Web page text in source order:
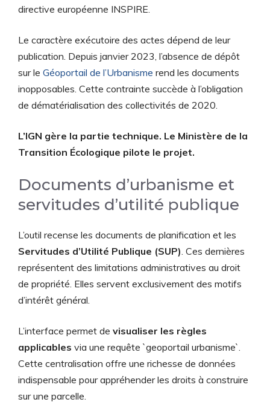
directive européenne INSPIRE.
Le caractère exécutoire des actes dépend de leur
publication. Depuis janvier 2023, l’absence de dépôt
sur le Géoportail de l’Urbanisme rend les documents
inopposables. Cette contrainte succède à l’obligation
de dématérialisation des collectivités de 2020.
L’IGN gère la partie technique. Le Ministère de la
Transition Écologique pilote le projet.
Documents d’urbanisme et
servitudes d’utilité publique
L’outil recense les documents de planification et les
Servitudes d’Utilité Publique (SUP). Ces dernières
représentent des limitations administratives au droit
de propriété. Elles servent exclusivement des motifs
d’intérêt général.
L’interface permet de visualiser les règles
applicables via une requête `geoportail urbanisme`.
Cette centralisation offre une richesse de données
indispensable pour appréhender les droits à construire
sur une parcelle.